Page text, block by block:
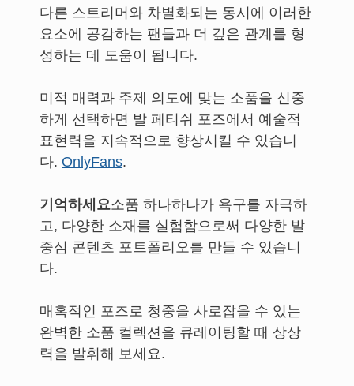
다른 스트리머와 차별화되는 동시에 이러한
요소에 공감하는 팬들과 더 깊은 관계를 형
성하는 데 도움이 됩니다.
미적 매력과 주제 의도에 맞는 소품을 신중
하게 선택하면 발 페티쉬 포즈에서 예술적
표현력을 지속적으로 향상시킬 수 있습니
다. OnlyFans.
기억하세요소품 하나하나가 욕구를 자극하
고, 다양한 소재를 실험함으로써 다양한 발
중심 콘텐츠 포트폴리오를 만들 수 있습니
다.
매혹적인 포즈로 청중을 사로잡을 수 있는
완벽한 소품 컬렉션을 큐레이팅할 때 상상
력을 발휘해 보세요.